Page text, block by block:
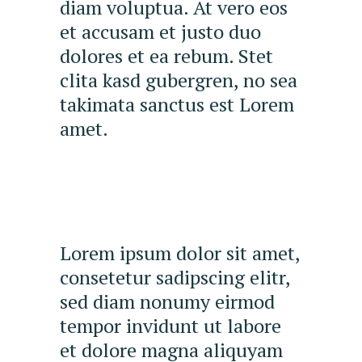
diam voluptua. At vero eos
et accusam et justo duo
dolores et ea rebum. Stet
clita kasd gubergren, no sea
takimata sanctus est Lorem
amet.
Lorem ipsum dolor sit amet,
consetetur sadipscing elitr,
sed diam nonumy eirmod
tempor invidunt ut labore
et dolore magna aliquyam